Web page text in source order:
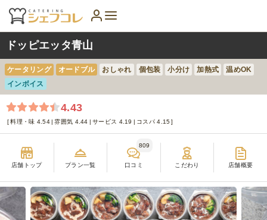
ドッピエッタ青山
ケータリング オードブル おしゃれ 個包装 小分け 加熱式
温めOK
インボイス
4.43
料理・味 4.54 雰囲気 4.44 サービス 4.19 コスパ 4.15
店舗トップ プラン一覧 口コミ
809
こだわり 店舗概要